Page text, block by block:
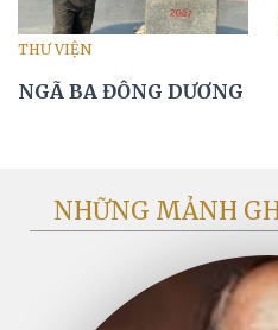
THƯ VIỆN
NGÃ BA ĐÔNG DƯƠNG
NHỮNG MẢNH